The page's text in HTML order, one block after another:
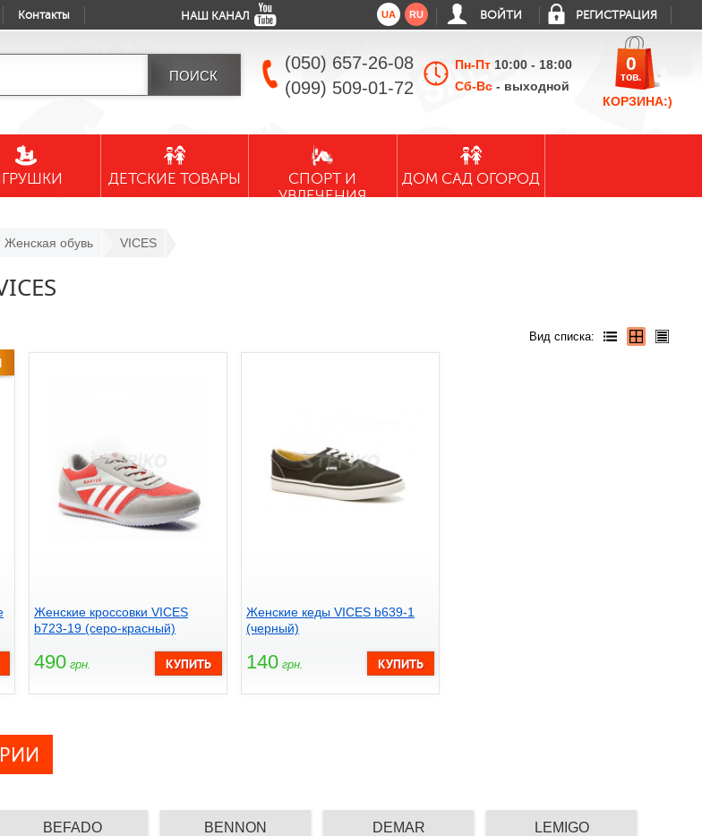
Контакты НАШ КАНАЛ UA RU ВОЙТИ РЕГИСТРАЦИЯ
(050) 657-26-08
(099) 509-01-72
Пн-Пт 10:00 - 18:00
Сб-Вс - выходной
КОРЗИНА:)
0
тов.
ДЕТСКИЕ ТОВАРЫ
СПОРТ И
УВЛЕЧЕНИЯ
ДОМ САД ОГОРОД
Женская обувь VICES
Вид списка:
Женские кроссовки VICES
b723-19 (cеро-красный)
490 грн.
Женские кеды VICES b639-1
(черный)
140 грн.
BEFADO BENNON DEMAR LEMIGO